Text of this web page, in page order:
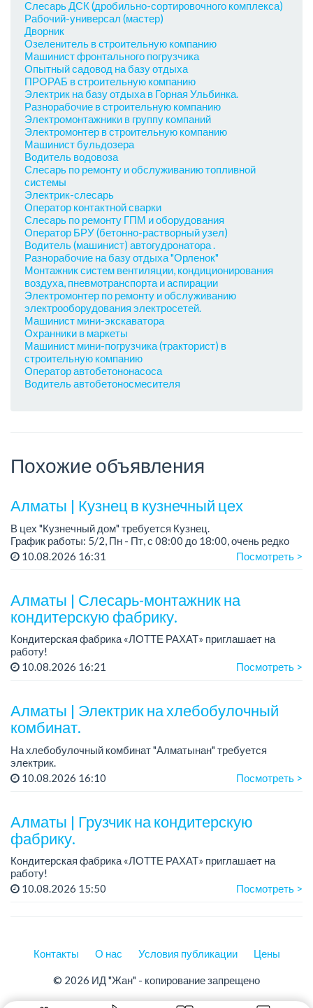
Слесарь ДСК (дробильно-сортировочного комплекса)
Рабочий-универсал (мастер)
Дворник
Озеленитель в строительную компанию
Машинист фронтального погрузчика
Опытный садовод на базу отдыха
ПРОРАБ в строительную компанию
Электрик на базу отдыха в Горная Ульбинка.
Разнорабочие в строительную компанию
Электромонтажники в группу компаний
Электромонтер в строительную компанию
Машинист бульдозера
Водитель водовоза
Слесарь по ремонту и обслуживанию топливной
системы
Электрик-слесарь
Оператор контактной сварки
Слесарь по ремонту ГПМ и оборудования
Оператор БРУ (бетонно-растворный узел)
Водитель (машинист) автогудронатора .
Разнорабочие на базу отдыха "Орленок"
Монтажник систем вентиляции, кондиционирования
воздуха, пневмотранспорта и аспирации
Электромонтер по ремонту и обслуживанию
электрооборудования электросетей.
Машинист мини-экскаватора
Охранники в маркеты
Машинист мини-погрузчика (тракторист) в
строительную компанию
Оператор автобетононасоса
Водитель автобетоносмесителя
Похожие объявления
Алматы | Кузнец в кузнечный цех
В цех "Кузнечный дом" требуется Кузнец.
График работы: 5/2, Пн - Пт, с 08:00 до 18:00, очень редко
суббота.
- о...
10.08.2026 16:31 Посмотреть >
Алматы | Слесарь-монтажник на
кондитерскую фабрику.
Кондитерская фабрика «ЛОТТЕ РАХАТ» приглашает на
работу!
Зарплата обсуждается на собеседовании.
10.08.2026 16:21 Посмотреть >
Алматы | Электрик на хлебобулочный
комбинат.
На хлебобулочный комбинат "Алматынан" требуется
электрик.
Зарплата: от 250 000 тенге на руки + бесплатный обед.
10.08.2026 16:10 Посмотреть >
Алматы | Грузчик на кондитерскую
фабрику.
Кондитерская фабрика «ЛОТТЕ РАХАТ» приглашает на
работу!
График работы: сменный.
10.08.2026 15:50 Посмотреть >
Контакты О нас Условия публикации Цены
© 2026 ИД "Жан" - копирование запрещено